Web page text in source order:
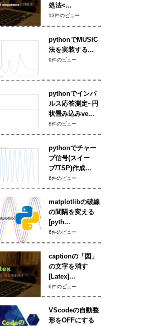
処法<...
13件のビュー
pythonでMUSIC
法を実装する...
9件のビュー
pythonでインパ
ルス応答測定~円
状畳み込みve...
8件のビュー
pythonでチャー
プ信号(スイー
プ/TSP)作成...
6件のビュー
matplotlibの破線
の間隔を変える
[pyth...
6件のビュー
captionの「図」
の文字を消す
[Latex]...
6件のビュー
VScodeの自動整
形をOFFにする